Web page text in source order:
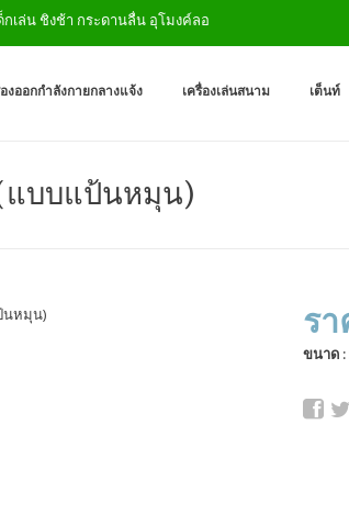
ล่น ชิงช้า กระดานลื่น อุโมงค์ลอด
เครื่องออกกำลังกายกลางแจ้
ผู้ผลิตเครื่องออกกำลังกายกลางเเจ้ง
องออกกำลังกายกลางแจ้ง เครื่องเล่นสนาม เต็นท์
แบบแป้นหมุน)
ร
ขนาด :